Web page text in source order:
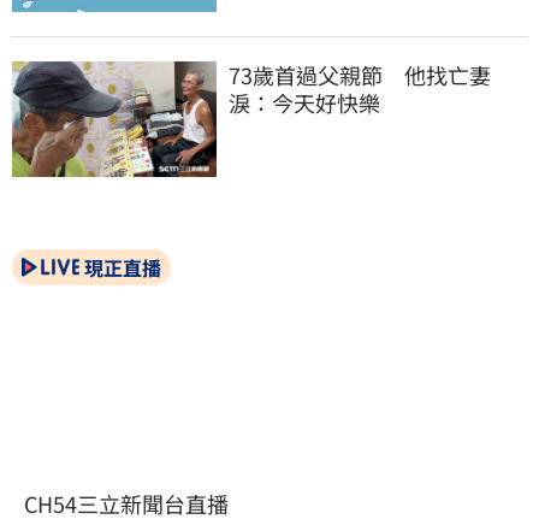
73歲首過父親節　他找亡妻
淚：今天好快樂
現正直播
CH54三立新聞台直播